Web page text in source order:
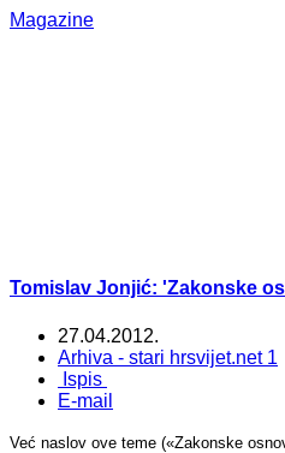
Magazine
Tomislav Jonjić: 'Zakonske
27.04.2012.
Arhiva - stari hrsvijet.net 1
Ispis
E-mail
Već naslov ove teme («Zakonske